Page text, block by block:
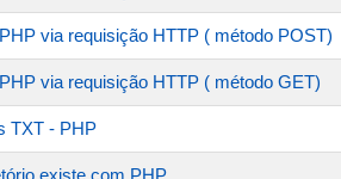
via requisição HTTP ( método POST)
via requisição HTTP ( método GET)
TXT - PHP
existe com PHP